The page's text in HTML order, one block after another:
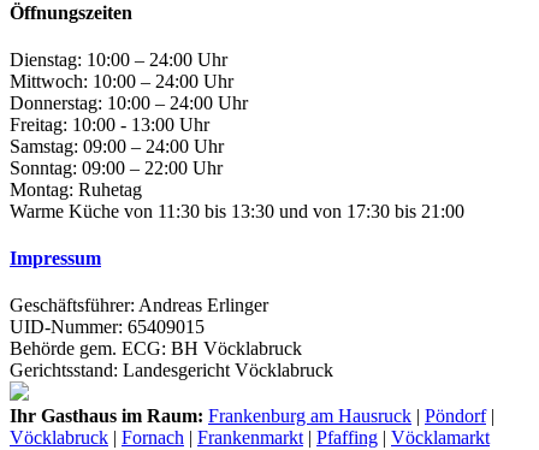
Öffnungszeiten
Dienstag: 10:00 – 24:00 Uhr
Mittwoch: 10:00 – 24:00 Uhr
Donnerstag: 10:00 – 24:00 Uhr
Freitag: 10:00 - 13:00 Uhr
Samstag: 09:00 – 24:00 Uhr
Sonntag: 09:00 – 22:00 Uhr
Montag: Ruhetag
Warme Küche von 11:30 bis 13:30 und von 17:30 bis 21:00
Impressum
Geschäftsführer: Andreas Erlinger
UID-Nummer: 65409015
Behörde gem. ECG: BH Vöcklabruck
Gerichtsstand: Landesgericht Vöcklabruck
Ihr Gasthaus im Raum: Frankenburg am Hausruck | Pöndorf|
Vöcklabruck | Fornach | Frankenmarkt | Pfaffing | Vöcklamarkt